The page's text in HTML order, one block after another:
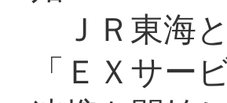
ＪＲ東海
「ＥＸサー